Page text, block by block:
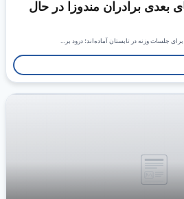
برادران مندوزا در حال
جلسات وزنه در تابستان آماده‌اند؛ درود بر…